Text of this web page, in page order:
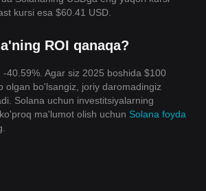
kursi esa $60.41 USD.
ROI qanaqa?
-40.59%. Agar siz 2025 boshida $100
olgan bo'lsangiz, joriy daromadingiz
Solana uchun investitsiyalarning
ma'lumot olish uchun Solana foyda